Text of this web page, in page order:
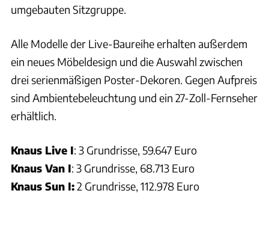
umgebauten Sitzgruppe.
Alle Modelle der Live-Baureihe erhalten außerdem
ein neues Möbeldesign und die Auswahl zwischen
drei serienmäßigen Poster-Dekoren. Gegen Aufpreis
sind Ambientebeleuchtung und ein 27-Zoll-Fernseher
erhältlich.
Knaus Live I: 3 Grundrisse, 59.647 Euro
Knaus Van I: 3 Grundrisse, 68.713 Euro
Knaus Sun I:2 Grundrisse, 112.978 Euro